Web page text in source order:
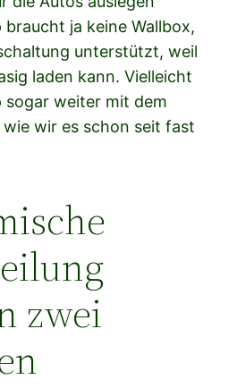
ja keine Wallbox,
unterstützt, weil
laden kann. Vielleicht
sogar weiter mit dem
wir es schon seit fast
zwei